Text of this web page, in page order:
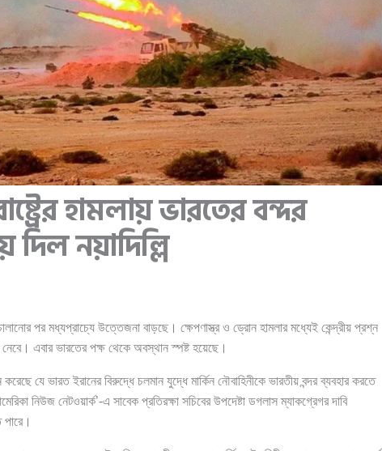
হামলায় ভারতের বন্দর
দিল নয়াদিল্লি
পর মধ্যপ্রাচ্যে উত্তেজনা বাড়ছে। ক্ষেপণাস্ত্র ও ড্রোন হামলার মধ্যেই কেন্দ্রীয় প্রশ্ন
এবার ভারতের পক্ষ থেকে অবস্থান স্পষ্ট হয়েছে।
করেছে যে ভারত ইরানের বিরুদ্ধে চলমান যুদ্ধে মার্কিন নৌবাহিনীকে ভারতীয় বন্দর ব্যবহার করতে
নিউজ নেটওয়ার্ক’-এ সাবেক প্রতিরক্ষা সচিবের উপদেষ্টা ডগলাস ম্যাকগ্রেগর দাবি
পারে।